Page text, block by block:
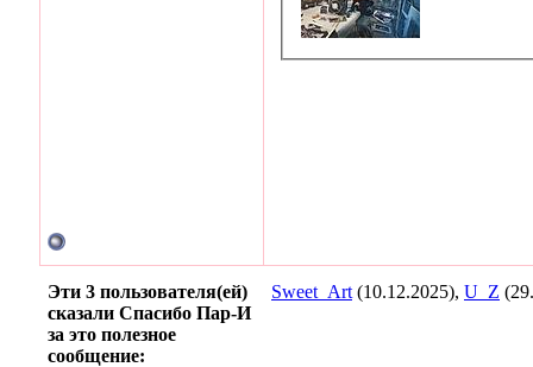
Эти 3 пользователя(ей)
сказали Спасибо Пар-И
за это полезное
сообщение:
Sweet_Art (10.12.2025), U_Z